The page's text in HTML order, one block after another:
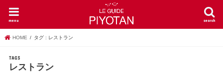
search
menu
HOME タグ : レストラン
レストラン